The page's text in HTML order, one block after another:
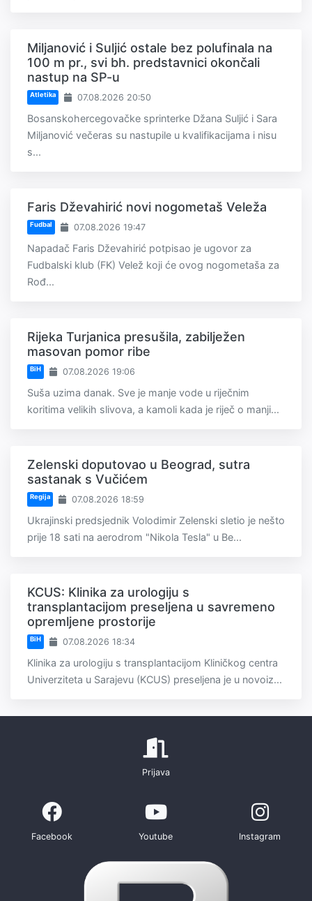
Miljanović i Suljić ostale bez polufinala na
100 m pr., svi bh. predstavnici okončali
nastup na SP-u
Atletika 07.08.2026 20:50
Bosanskohercegovačke sprinterke Džana Suljić i Sara
Miljanović večeras su nastupile u kvalifikacijama i nisu
s...
Faris Dževahirić novi nogometaš Veleža
Fudbal 07.08.2026 19:47
Napadač Faris Dževahirić potpisao je ugovor za
Fudbalski klub (FK) Velež koji će ovog nogometaša za
Rođ...
Rijeka Turjanica presušila, zabilježen
masovan pomor ribe
BiH 07.08.2026 19:06
Suša uzima danak. Sve je manje vode u riječnim
koritima velikih slivova, a kamoli kada je riječ o manji...
Zelenski doputovao u Beograd, sutra
sastanak s Vučićem
Regija 07.08.2026 18:59
Ukrajinski predsjednik Volodimir Zelenski sletio je nešto
prije 18 sati na aerodrom "Nikola Tesla" u Be...
KCUS: Klinika za urologiju s
transplantacijom preseljena u savremeno
opremljene prostorije
BiH 07.08.2026 18:34
Klinika za urologiju s transplantacijom Kliničkog centra
Univerziteta u Sarajevu (KCUS) preseljena je u novoiz...
Prijava
Facebook Youtube Instagram